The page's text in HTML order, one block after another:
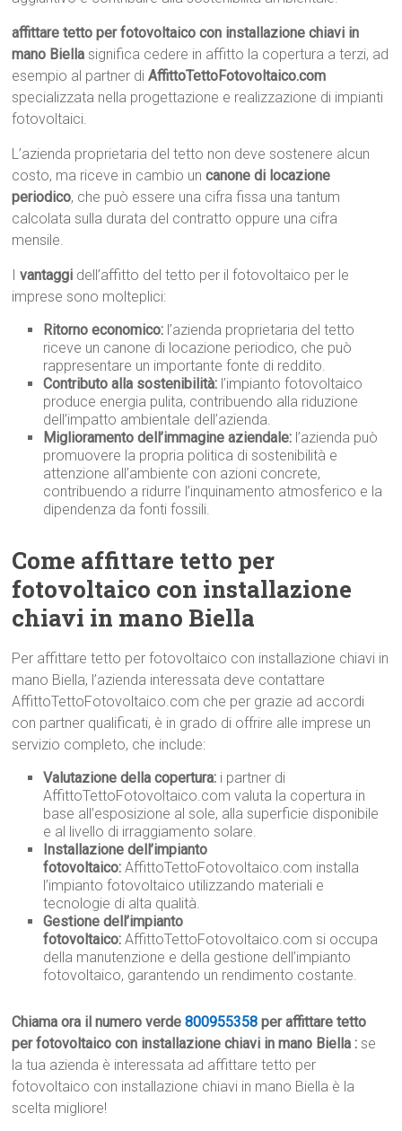
affittare tetto per fotovoltaico con installazione chiavi in
mano Biella significa cedere in affitto la copertura a terzi, ad
esempio al partner diAffittoTettoFotovoltaico.com
specializzata nella progettazione e realizzazione di impianti
fotovoltaici.
L’azienda proprietaria del tetto non deve sostenere alcun
costo, ma riceve in cambio uncanone di locazione
periodico, che può essere una cifra fissa una tantum
calcolata sulla durata del contratto oppure una cifra
mensile.
Ivantaggi dell’affitto del tetto per il fotovoltaico per le
imprese sono molteplici:
Ritorno economico: l’azienda proprietaria del tetto
riceve un canone di locazione periodico, che può
rappresentare un importante fonte di reddito.
Contributo alla sostenibilità: l’impianto fotovoltaico
produce energia pulita, contribuendo alla riduzione
dell’impatto ambientale dell’azienda.
Miglioramento dell’immagine aziendale: l’azienda può
promuovere la propria politica di sostenibilità e
attenzione all’ambiente con azioni concrete,
contribuendo a ridurre l’inquinamento atmosferico e la
dipendenza da fonti fossili.
Come affittare tetto per
fotovoltaico con installazione
chiavi in mano Biella
Per affittare tetto per fotovoltaico con installazione chiavi in
mano Biella, l’azienda interessata deve contattare
AffittoTettoFotovoltaico.com che per grazie ad accordi
con partner qualificati, è in grado di offrire alle imprese un
servizio completo, che include:
Valutazione della copertura: i partner di
AffittoTettoFotovoltaico.com valuta la copertura in
base all’esposizione al sole, alla superficie disponibile
e al livello di irraggiamento solare.
Installazione dell’impianto
fotovoltaico: AffittoTettoFotovoltaico.com installa
l’impianto fotovoltaico utilizzando materiali e
tecnologie di alta qualità.
Gestione dell’impianto
fotovoltaico: AffittoTettoFotovoltaico.com si occupa
della manutenzione e della gestione dell’impianto
fotovoltaico, garantendo un rendimento costante.
Chiama ora il numero verde800955358 per affittare tetto
per fotovoltaico con installazione chiavi in mano Biella : se
la tua azienda è interessata ad affittare tetto per
fotovoltaico con installazione chiavi in mano Biella è la
scelta migliore!